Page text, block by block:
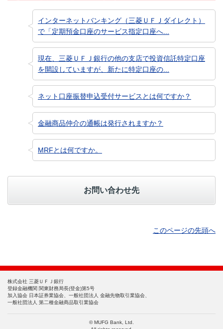
インターネットバンキング（三菱ＵＦＪダイレクト）
で「定期預金口座のサービス指定口座へ...
現在、三菱ＵＦＪ銀行の他の支店で投資信託特定口座
を開設していますが、新たに特定口座の...
ネット口座振替申込受付サービスとは何ですか？
金融商品仲介の通帳は発行されますか？
MRFとは何ですか。
お問い合わせ先
このページの先頭へ
株式会社 三菱ＵＦＪ銀行
登録金融機関 関東財務局長(登金)第5号
加入協会 日本証券業協会、一般社団法人 金融先物取引業協会、
一般社団法人 第二種金融商品取引業協会
© MUFG Bank, Ltd.